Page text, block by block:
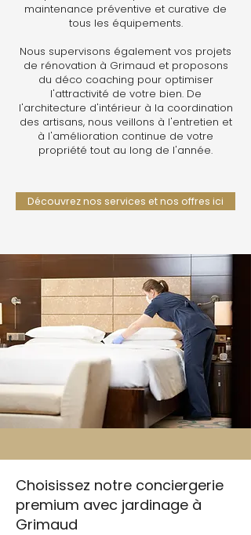
maintenance préventive et curative de
tous les équipements.
Nous supervisons également vos projets
de rénovation à Grimaud et proposons
du déco coaching pour optimiser
l'attractivité de votre bien. De
l'architecture d'intérieur à la coordination
des artisans, nous veillons à l'entretien et
à l'amélioration continue de votre
propriété tout au long de l'année.
Découvrez nos services et nos offres ici
Choisissez notre conciergerie
premium avec jardinage à
Grimaud